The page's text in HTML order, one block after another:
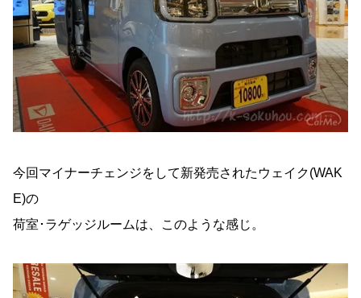
今回マイナーチェンジをして新発売されたウェイク(WAK
E)の
荷室･ラゲッジルームは、このような感じ。